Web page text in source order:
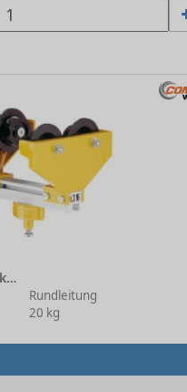
Leitungswagen 4-rollig, Rundkabel TB 81 mm
Rundleitung
20 kg